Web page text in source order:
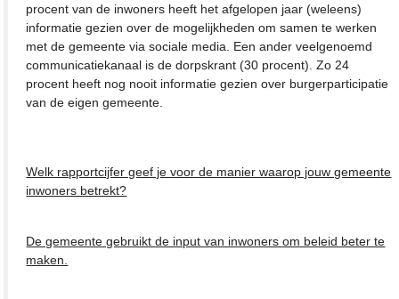
procent van de inwoners heeft het afgelopen jaar (weleens)
informatie gezien over de mogelijkheden om samen te werken
met de gemeente via sociale media. Een ander veelgenoemd
communicatiekanaal is de dorpskrant (30 procent). Zo 24
procent heeft nog nooit informatie gezien over burgerparticipatie
van de eigen gemeente.
Welk rapportcijfer geef je voor de manier waarop jouw gemeente
inwoners betrekt?
De gemeente gebruikt de input van inwoners om beleid beter te
maken.